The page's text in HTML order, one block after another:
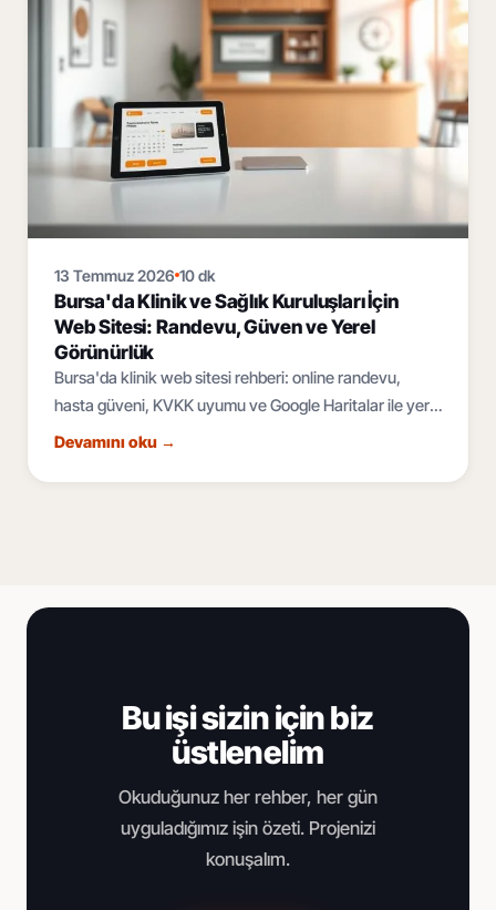
13 Temmuz 2026 10 dk
Bursa'da Klinik ve Sağlık Kuruluşları İçin
Web Sitesi: Randevu, Güven ve Yerel
Görünürlük
Bursa'da klinik web sitesi rehberi: online randevu,
hasta güveni, KVKK uyumu ve Google Haritalar ile yerel
SEO. Sağlık kuruluşunuzu dijitalde büyütün.
Devamını oku →
Bu işi sizin için biz
üstlenelim
Okuduğunuz her rehber, her gün
uyguladığımız işin özeti. Projenizi
konuşalım.